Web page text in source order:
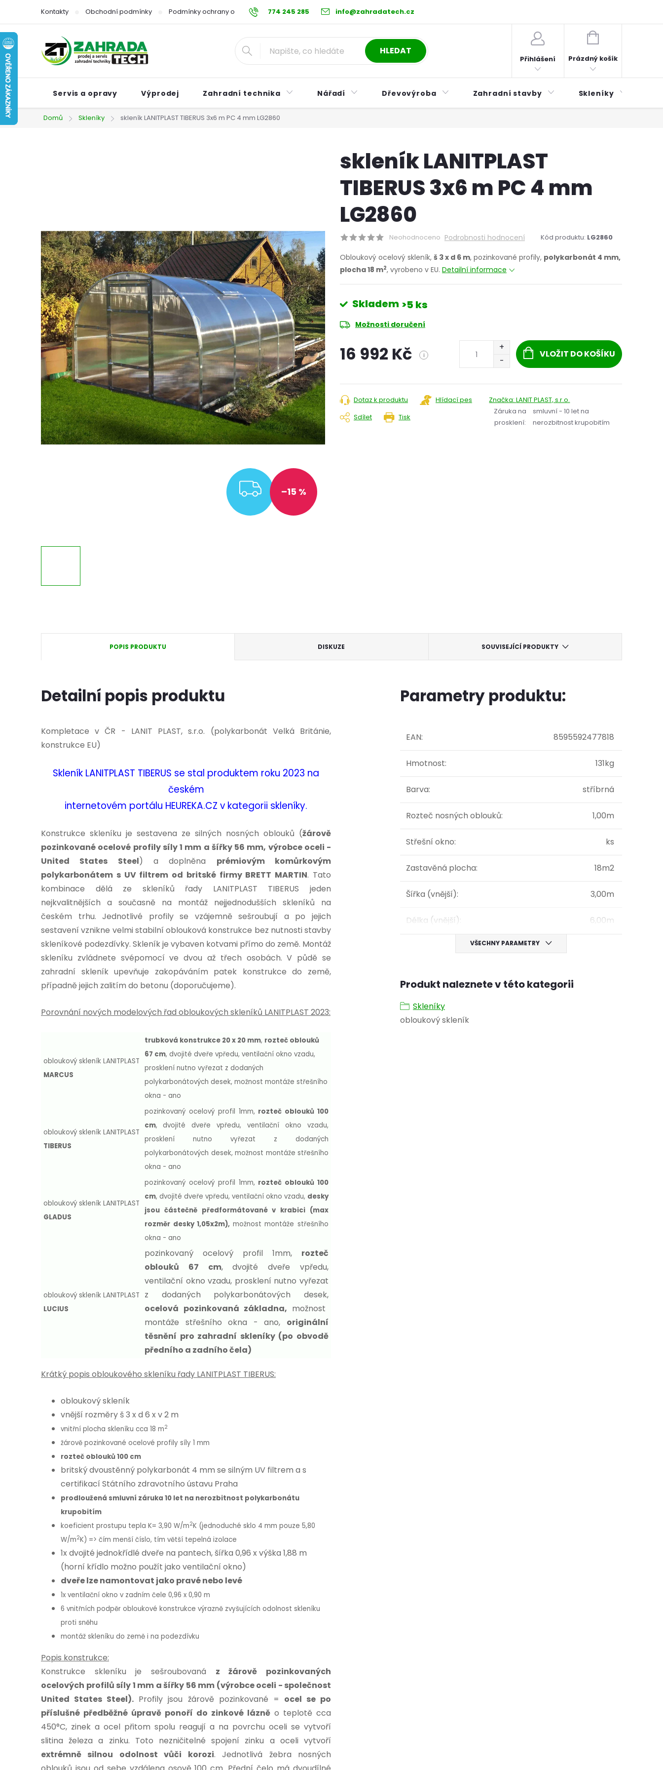
obsah
774 245 285 info@zahradatech.cz
Kontakty Obchodní podmínky Podmínky ochrany osobních údajů Reklamační řád Postup při nákupu na splátky ESSOX
HLEDAT
Přihlášení
NÁKUPNÍ
Prázdný košík
Servis a opravy Výprodej Zahradní technika Nářadí Dřevovýroba Zahradní stavby Skleníky
Domů Skleníky skleník LANITPLAST TIBERUS 3x6 m PC 4 mm LG2860
ZDARMA
–15 %
skleník LANITPLAST
TIBERUS 3x6 m PC 4 mm
LG2860
Neohodnoceno Podrobnosti hodnocení Kód produktu: LG2860
Obloukový ocelový skleník, š 3 x d 6 m, pozinkované profily, polykarbonát 4 mm,
plocha 18 m2, vyrobeno v EU. Detailní informace
Skladem >5 ks
Možnosti doručení
16 992 Kč i VLOŽIT DO KOŠÍKU
Tisk
Dotaz k produktu
Hlídací pes
Sdílet
Značka:LANIT PLAST, s.r.o.
Záruka na
prosklení:
smluvní - 10 let na
nerozbitnost krupobitím
POPIS PRODUKTU DISKUZE SOUVISEJÍCÍ PRODUKTY
Detailní popis produktu
Kompletace v ČR - LANIT PLAST, s.r.o. (polykarbonát Velká Británie,
konstrukce EU)
Skleník LANITPLAST TIBERUS se stal produktem roku 2023 na
českém
internetovém portálu HEUREKA.CZ v kategorii skleníky.
Konstrukce skleníku je sestavena ze silných nosných oblouků (žárově
pozinkované ocelové profily síly 1 mm a šířky 56 mm, výrobce oceli -
United States Steel) a doplněna prémiovým komůrkovým
polykarbonátem s UV filtrem od britské firmy BRETT MARTIN. Tato
kombinace dělá ze skleníků řady LANITPLAST TIBERUS jeden
nejkvalitnějších a současně na montáž nejjednodušších skleníků na
českém trhu. Jednotlivé profily se vzájemně sešroubují a po jejich
sestavení vznikne velmi stabilní oblouková konstrukce bez nutnosti stavby
skleníkové podezdívky. Skleník je vybaven kotvami přímo do země. Montáž
skleníku zvládnete svépomocí ve dvou až třech osobách. V půdě se
zahradní skleník upevňuje zakopáváním patek konstrukce do země,
případně jejich zalitím do betonu (doporučujeme).
Porovnání nových modelových řad obloukových skleníků LANITPLAST 2023:
obloukový skleník LANITPLAST
MARCUS
trubková konstrukce 20 x 20 mm, rozteč oblouků
67 cm, dvojité dveře vpředu, ventilační okno vzadu,
prosklení nutno vyřezat z dodaných
polykarbonátových desek, možnost montáže střešního
okna - ano
obloukový skleník LANITPLAST
TIBERUS
pozinkovaný ocelový profil 1mm, rozteč oblouků 100
cm,
dvojité dveře vpředu, ventilační okno vzadu,
prosklení nutno vyřezat z dodaných
polykarbonátových desek, možnost montáže střešního
okna - ano
obloukový skleník LANITPLAST
GLADUS
pozinkovaný ocelový profil 1mm, rozteč oblouků 100
cm, dvojité dveře vpředu, ventilační okno vzadu, desky
jsou částečně předformátované v krabici (max
rozměr desky 1,05x2m), možnost montáže střešního
okna - ano
obloukový skleník LANITPLAST
LUCIUS
pozinkovaný ocelový profil 1mm, rozteč
oblouků 67 cm, dvojité dveře vpředu,
ventilační okno vzadu, prosklení nutno vyřezat
z dodaných polykarbonátových desek,
ocelová pozinkovaná základna, možnost
montáže střešního okna - ano, originální
těsnění pro zahradní skleníky (po obvodě
předního a zadního čela)
Krátký popis obloukového skleníku řady LANITPLAST TIBERUS:
obloukový skleník
vnější rozměry š 3 x d 6 x v 2 m
vnitřní plocha skleníku cca 18 m2
žárově pozinkované ocelové profily síly 1 mm
rozteč oblouků 100 cm
britský dvoustěnný polykarbonát 4 mm se silným UV filtrem a s
certifikací Státního zdravotního ústavu Praha
prodloužená smluvní záruka 10 let na nerozbitnost polykarbonátu
krupobitím
koeficient prostupu tepla K= 3,90 W/m2K (jednoduché sklo 4 mm pouze 5,80
W/m2K) => čím menší číslo, tím větší tepelná izolace
1x dvojité jednokřídlé dveře na pantech, šířka 0,96 x výška 1,88 m
(horní křídlo možno použít jako ventilační okno)
dveře lze namontovat jako pravé nebo levé
1x ventilační okno v zadním čele 0,96 x 0,90 m
6 vnitřních podpěr obloukové konstrukce výrazně zvyšujících odolnost skleníku
proti sněhu
montáž skleníku do země i na podezdívku
Popis konstrukce:
Konstrukce skleníku je sešroubovaná zžárově pozinkovaných
ocelových profilů síly 1 mm a šířky 56 mm (výrobce oceli - společnost
United States Steel). Profily jsou žárově pozinkované = ocel se po
příslušné předběžné úpravě ponoří do zinkové lázně o teplotě cca
450°C, zinek a ocel přitom spolu reagují a na povrchu oceli se vytvoří
slitina železa a zinku. Toto nezničitelné spojení zinku a oceli vytvoří
extrémně silnou odolnost vůči korozi. Jednotlivá žebra nosných
Parametry produktu:
EAN: 8595592477818
Hmotnost: 131kg
Barva: stříbrná
Rozteč nosných oblouků: 1,00m
Střešní okno: ks
Zastavěná plocha: 18m2
Šířka (vnější): 3,00m
Délka (vnější): 6,00m
VŠECHNY PARAMETRY
Produkt naleznete v této kategorii
Skleníky
obloukový skleník